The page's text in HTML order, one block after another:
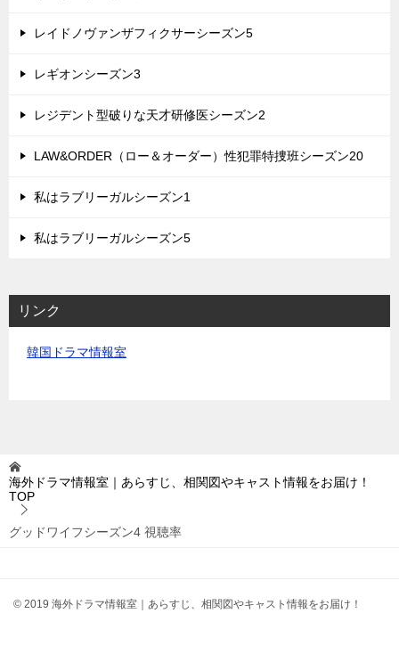
レイドノヴァンザフィクサーシーズン5
レギオンシーズン3
レジデント型破りな天才研修医シーズン2
LAW&ORDER（ロー＆オーダー）性犯罪特捜班シーズン20
私はラブリーガルシーズン1
私はラブリーガルシーズン5
リンク
韓国ドラマ情報室
海外ドラマ情報室｜あらすじ、相関図やキャスト情報をお届け！
TOP
グッドワイフシーズン4 視聴率
© 2019 海外ドラマ情報室｜あらすじ、相関図やキャスト情報をお届け！